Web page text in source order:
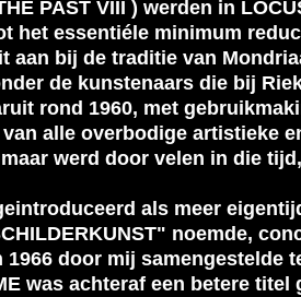
PAST VIII ) werden in
het essentiéle minimum
bij de traditie van
de kunstenaars die bij
rond 1960, met
alle overbodige artistieke
werd door velen in die
als meer
noemde,
door mij
was achteraf een betere titel